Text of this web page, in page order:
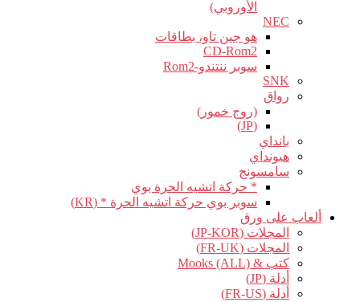
الأوروبي)
NEC
هو جين تاو، بطاقات
CD-Rom2
سوبر ننتندو-Rom2
SNK
رواق
(روج خمور)
(JP)
بانداي
هيونداي
سامسونج
* حركة اتشيه الحرة بوي
سوبر بوي حركة اتشيه الحرة * (KR)
ألعاب على ورق
المجلات (JP-KOR)
المجلات (FR-UK)
كتب & Mooks (ALL)
أدلة (JP)
أدلة (FR-US)